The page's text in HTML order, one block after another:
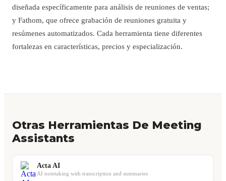
diseñada específicamente para análisis de reuniones de ventas;
y Fathom, que ofrece grabación de reuniones gratuita y
resúmenes automatizados. Cada herramienta tiene diferentes
fortalezas en características, precios y especialización.
Otras Herramientas De Meeting
Assistants
Acta AI
AI notetaking with transcription and summaries